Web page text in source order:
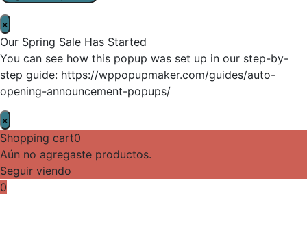
×
Our Spring Sale Has Started
You can see how this popup was set up in our step-by-
step guide: https://wppopupmaker.com/guides/auto-
opening-announcement-popups/
×
Shopping cart0
Aún no agregaste productos.
Seguir viendo
0